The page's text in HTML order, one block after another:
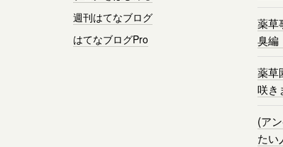
週刊はてなブログ
はてなブログPro
薬草
臭
薬草
咲き
(ア
たい